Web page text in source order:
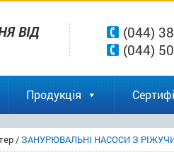
ВІД
(044)
(044)
Продукція
/ЗАНУРЮВАЛЬНІ НАСОСИ З